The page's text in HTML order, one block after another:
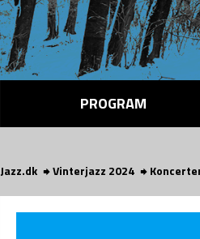
PROGRAM
Jazz.dk Vinterjazz 2024